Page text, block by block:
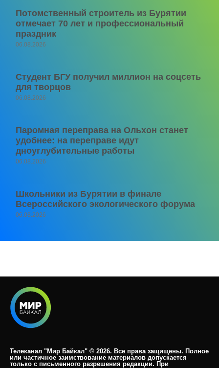
Потомственный строитель из Бурятии
отмечает 70 лет и профессиональный
праздник
06.08.2026
Студент БГУ получил миллион на соцсеть
для творцов
06.08.2026
Паромная переправа на Ольхон станет
удобнее: на переправе идут
дноуглубительные работы
06.08.2026
Школьники из Бурятии в финале
Всероссийского экологического форума
06.08.2026
Телеканал "Мир Байкал" © 2026. Все права защищены. Полное
или частичное заимствование материалов допускается
только с письменного разрешения редакции. При